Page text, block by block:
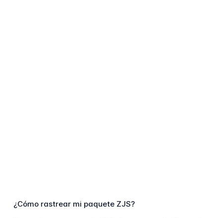
¿Cómo rastrear mi paquete ZJS?